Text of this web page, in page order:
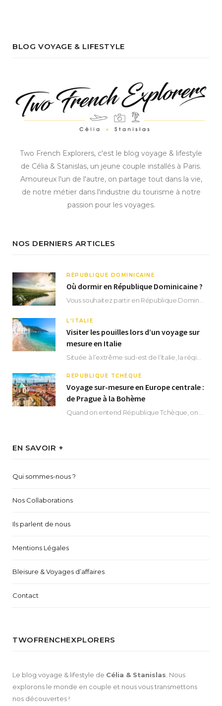
BLOG VOYAGE & LIFESTYLE
Two French Explorers, c'est le blog voyage & lifestyle
de Célia & Stanislas, un jeune couple installés à Paris.
Amoureux l'un de l'autre, on partage tout dans la vie,
de notre métier dans l'industrie du tourisme à notre
passion pour les voyages.
NOS DERNIERS ARTICLES
RÉPUBLIQUE DOMINICAINE
Où dormir en République Dominicaine ?
L'ITALIE
Visiter les pouilles lors d’un voyage sur
mesure en Italie
RÉPUBLIQUE TCHÈQUE
Voyage sur-mesure en Europe centrale :
de Prague à la Bohème
EN SAVOIR +
Qui sommes-nous ?
Nos Collaborations
Ils parlent de nous
Mentions Légales
Bleisure & Voyages d’affaires
Contact
TWOFRENCHEXPLORERS
Le blog voyage & lifestyle de Célia & Stanislas . Nous
explorons le monde en couple et nous vous transmettons
nos découvertes !